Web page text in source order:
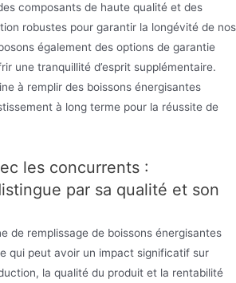
composants de haute qualité et des
robustes pour garantir la longévité de nos
également des options de garantie
une tranquillité d’esprit supplémentaire.
à remplir des boissons énergisantes
à long terme pour la réussite de
les concurrents :
par sa qualité et son
de remplissage de boissons énergisantes
qui peut avoir un impact significatif sur
la qualité du produit et la rentabilité